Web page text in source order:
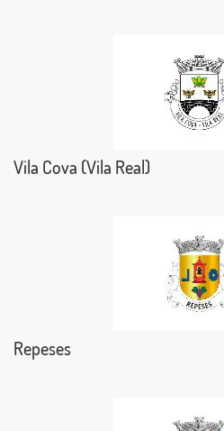
Vila Cova (Vila Real)
Repeses